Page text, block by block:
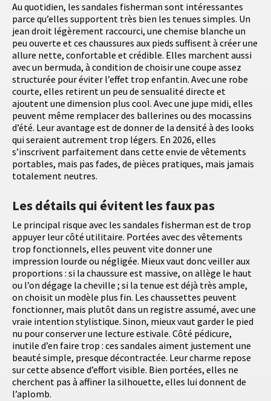
Au quotidien, les sandales fisherman sont intéressantes
parce qu’elles supportent très bien les tenues simples. Un
jean droit légèrement raccourci, une chemise blanche un
peu ouverte et ces chaussures aux pieds suffisent à créer une
allure nette, confortable et crédible. Elles marchent aussi
avec un bermuda, à condition de choisir une coupe assez
structurée pour éviter l’effet trop enfantin. Avec une robe
courte, elles retirent un peu de sensualité directe et
ajoutent une dimension plus cool. Avec une jupe midi, elles
peuvent même remplacer des ballerines ou des mocassins
d’été. Leur avantage est de donner de la densité à des looks
qui seraient autrement trop légers. En 2026, elles
s’inscrivent parfaitement dans cette envie de vêtements
portables, mais pas fades, de pièces pratiques, mais jamais
totalement neutres.
Les détails qui évitent les faux pas
Le principal risque avec les sandales fisherman est de trop
appuyer leur côté utilitaire. Portées avec des vêtements
trop fonctionnels, elles peuvent vite donner une
impression lourde ou négligée. Mieux vaut donc veiller aux
proportions : si la chaussure est massive, on allège le haut
ou l’on dégage la cheville ; si la tenue est déjà très ample,
on choisit un modèle plus fin. Les chaussettes peuvent
fonctionner, mais plutôt dans un registre assumé, avec une
vraie intention stylistique. Sinon, mieux vaut garder le pied
nu pour conserver une lecture estivale. Côté pédicure,
inutile d’en faire trop : ces sandales aiment justement une
beauté simple, presque décontractée. Leur charme repose
sur cette absence d’effort visible. Bien portées, elles ne
cherchent pas à affiner la silhouette, elles lui donnent de
l’aplomb.